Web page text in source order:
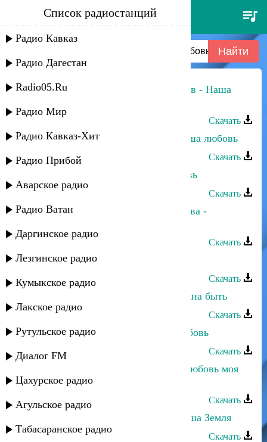
ахмед адамоков, даяна
тамазова - любовь хрустальная
наша
Список радиостанций
Радио Кавказ
Радио Дагестан
Radio05.Ru
Радио Мир
Радио Кавказ-Хит
Радио Прибой
Аварское радио
Радио Ватан
Даргинское радио
Лезгинское радио
Кумыкское радио
Лакское радио
Рутульское радио
Диалог FM
Цахурское радио
Агульское радио
Табасаранское радио
Анастасия Андреа и Султан Трамов - Наша
Скачать
Хасбулат Рахманов и Фатима - Наша любовь
Скачать
Марина Мустафаева - Наша любовь
Скачать
Ахмед Ахмедов и Нуриана Каллаева -
Скачать
Зайнаб Абсаматова - Наша любовь
Скачать
Мадани Ибрагимов - Любовь должна быть
Скачать
Зарема Муртазалиева - Первая любовь
Скачать
Гусейн Манапов и Negd Pul - Ты любовь моя
первая
Скачать
Эльдар Муслимов и Дженнет - Наша Земля
Скачать